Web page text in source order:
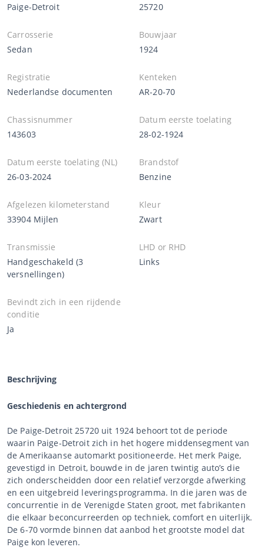
Paige-Detroit
25720
Carrosserie
Sedan
Bouwjaar
1924
Registratie
Nederlandse documenten
Kenteken
AR-20-70
Chassisnummer
143603
Datum eerste toelating
28-02-1924
Datum eerste toelating (NL)
26-03-2024
Brandstof
Benzine
Afgelezen kilometerstand
33904 Mijlen
Kleur
Zwart
Transmissie
Handgeschakeld (3
versnellingen)
LHD or RHD
Links
Bevindt zich in een rijdende
conditie
Ja
Beschrijving
Geschiedenis en achtergrond
De Paige-Detroit 25720 uit 1924 behoort tot de periode
waarin Paige-Detroit zich in het hogere middensegment van
de Amerikaanse automarkt positioneerde. Het merk Paige,
gevestigd in Detroit, bouwde in de jaren twintig auto’s die
zich onderscheidden door een relatief verzorgde afwerking
en een uitgebreid leveringsprogramma. In die jaren was de
concurrentie in de Verenigde Staten groot, met fabrikanten
die elkaar beconcurreerden op techniek, comfort en uiterlijk.
De 6-70 vormde binnen dat aanbod het grootste model dat
Paige kon leveren.